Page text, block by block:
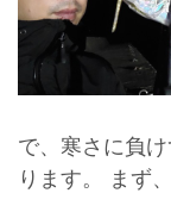
で、寒さに負
ります。 まず